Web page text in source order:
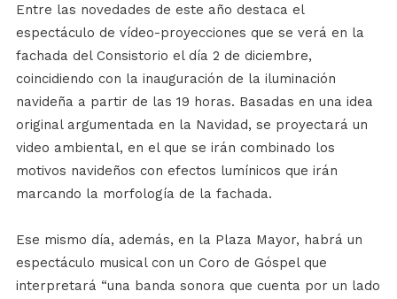
Entre las novedades de este año destaca el
espectáculo de vídeo-proyecciones que se verá en la
fachada del Consistorio el día 2 de diciembre,
coincidiendo con la inauguración de la iluminación
navideña a partir de las 19 horas. Basadas en una idea
original argumentada en la Navidad, se proyectará un
video ambiental, en el que se irán combinado los
motivos navideños con efectos lumínicos que irán
marcando la morfología de la fachada.
Ese mismo día, además, en la Plaza Mayor, habrá un
espectáculo musical con un Coro de Góspel que
interpretará “una banda sonora que cuenta por un lado